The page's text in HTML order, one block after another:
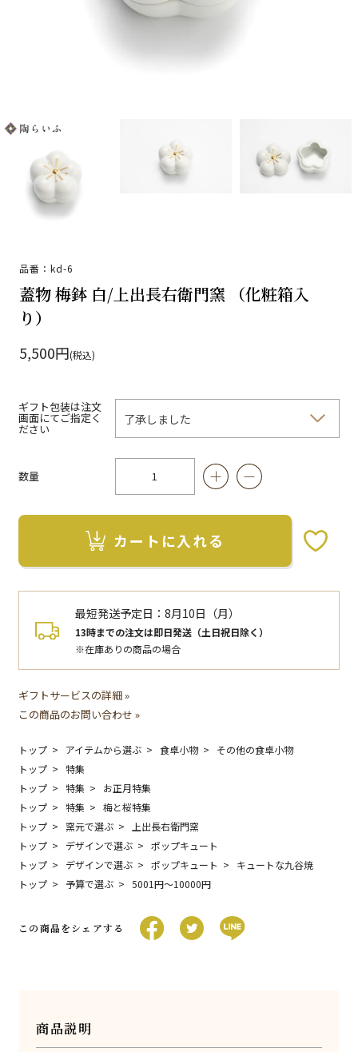
品番：kd-6
蓋物 梅鉢 白/上出長右衛門窯 （化粧箱入
り）
5,500円(税込)
ギフト包装は注文
画面にてご指定く
ださい
数量
カートに入れる
最短発送予定日：8月10日（月）
13時までの注文は即日発送（土日祝日除く）
※在庫ありの商品の場合
ギフトサービスの詳細 »
この商品のお問い合わせ »
トップ アイテムから選ぶ 食卓小物
その他の食卓小物
トップ
特集
トップ
特集
お正月特集
トップ
特集
梅と桜特集
トップ
窯元で選ぶ
上出長右衛門窯
トップ
デザインで選ぶ
ポップキュート
トップ
デザインで選ぶ ポップキュート
キュートな九谷焼
トップ
予算で選ぶ 5001円〜10000円
この商品をシェアする
商品説明